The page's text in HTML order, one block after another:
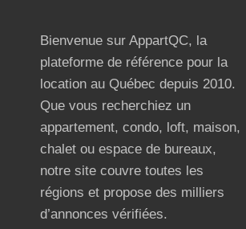
Bienvenue sur AppartQC, la
plateforme de référence pour la
location au Québec depuis 2010.
Que vous recherchiez un
appartement, condo, loft, maison,
chalet ou espace de bureaux,
notre site couvre toutes les
régions et propose des milliers
d’annonces vérifiées.